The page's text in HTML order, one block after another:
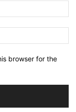
browser for the